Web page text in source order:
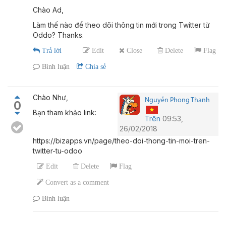
Chào Ad,
Làm thế nào để theo dõi thông tin mới trong Twitter từ
Oddo? Thanks.
Edit Close Delete Flag
Trả lời
Bình luận Chia sẻ
0 Nguyễn Phong Thanh
Trên 09:53,
26/02/2018
Chào Như,
Bạn tham khảo link:
https://bizapps.vn/page/theo-doi-thong-tin-moi-tren-
twitter-tu-odoo
Edit Delete Flag
Convert as a comment
Bình luận